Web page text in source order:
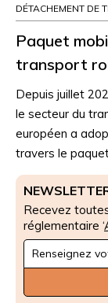
Recevez
réglementaire ‘
Newsletter
Signup
DÉTACHEMENT DE
Paquet
transport
Depuis juillet
le secteur du
européen a
travers le